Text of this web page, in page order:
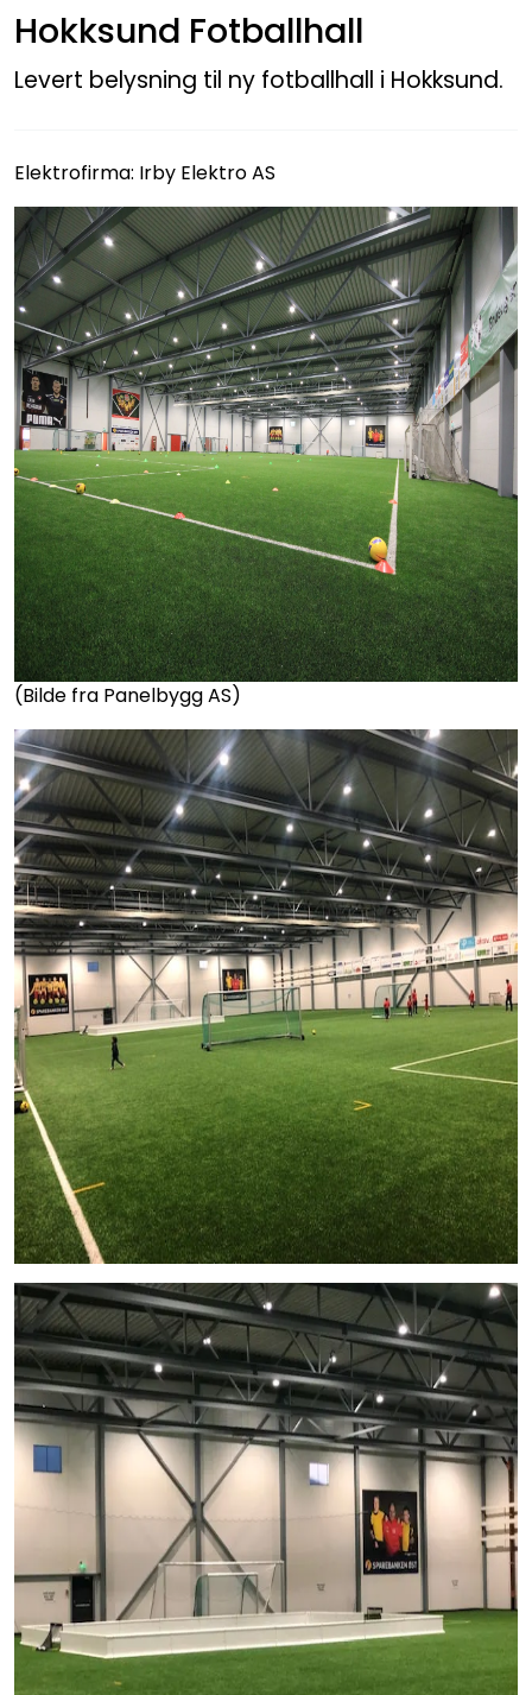
Hokksund Fotballhall
Levert belysning til ny fotballhall i Hokksund.
Elektrofirma: Irby Elektro AS
(Bilde fra Panelbygg AS)
Utendørs
Lyskilder
EPD
Sluttsalg
Referanser